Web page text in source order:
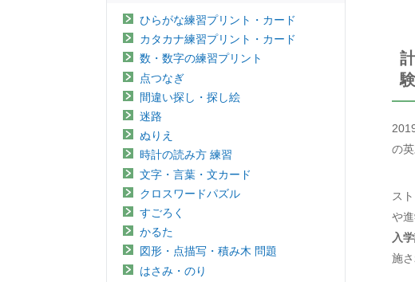
の
ス
や
入
施
ひらがな練習プリント・カード
カタカナ練習プリント・カード
数・数字の練習プリント
点つなぎ
間違い探し・探し絵
迷路
ぬりえ
時計の読み方 練習
文字・言葉・文カード
クロスワードパズル
すごろく
かるた
図形・点描写・積み木 問題
はさみ・のり